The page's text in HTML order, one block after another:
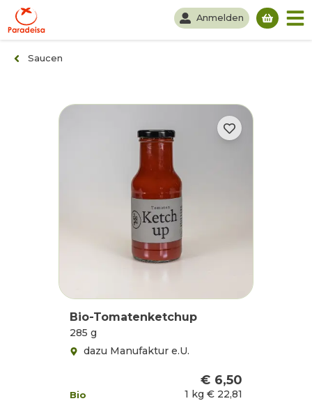
Anmelden
Saucen
Bio-Tomatenketchup
285 g
dazu Manufaktur e.U.
Bio
€ 6,50
1 kg € 22,81